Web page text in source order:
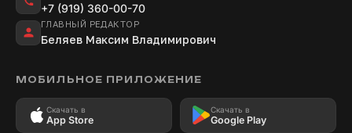
+7 (919) 360-00-70
ГЛАВНЫЙ РЕДАКТОР
Беляев Максим Владимирович
МОБИЛЬНОЕ ПРИЛОЖЕНИЕ
Скачать в
App Store
Скачать в
Google Play